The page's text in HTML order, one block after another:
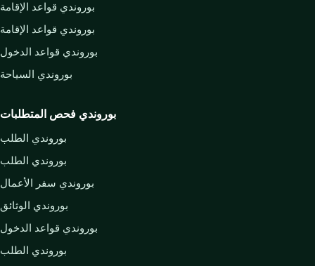
بوروندي قواعد الإقامة
بوروندي قواعد الإقامة
بوروندي قواعد الدخول
بوروندي السياحة
بوروندي فحص المتطلبات
بوروندي الطلب
بوروندي الطلب
بوروندي سفر الأعمال
بوروندي الوثائق
بوروندي قواعد الدخول
بوروندي الطلب